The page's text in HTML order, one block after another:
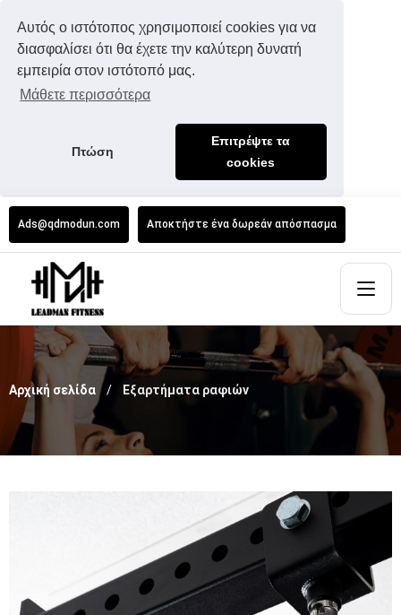
Αυτός ο ιστότοπος χρησιμοποιεί cookies για να
διασφαλίσει ότι θα έχετε την καλύτερη δυνατή
εμπειρία στον ιστότοπό μας.
Μάθετε περισσότερα
Πτώση
Επιτρέψτε τα
cookies
Ads@qdmodun.com Αποκτήστε ένα δωρεάν απόσπασμα
Αρχική σελίδα Εξαρτήματα ραφιών